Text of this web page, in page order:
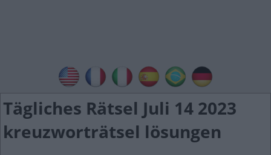
Tägliches Rätsel Juli 14 2023
kreuzworträtsel lösungen